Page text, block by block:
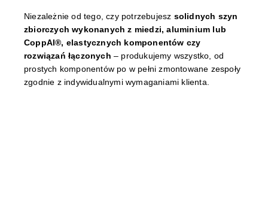
Niezależnie od tego, czy potrzebujesz solidnych szyn
zbiorczych wykonanych z miedzi, aluminium lub
CoppAl®, elastycznych komponentów czy
rozwiązań łączonych – produkujemy wszystko, od
prostych komponentów po w pełni zmontowane zespoły
zgodnie z indywidualnymi wymaganiami klienta.